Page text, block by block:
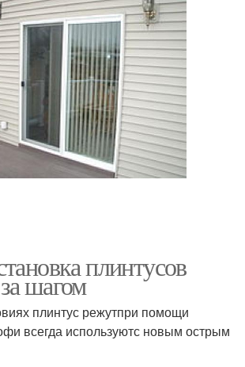
плинтусов
шагом
плинтус режутпри помощи
всегда используютс новым острым